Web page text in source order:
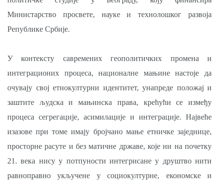
Министарство просвете, науке и технолошког развоја
Републике Србије.
У контексту савремених геополитичких промена и
интеграционих процеса, националне мањине настоје да
очувају свој етнокултурни идентитет, унапреде положај и
заштите људска и мањинска права, крећући се између
процеса сегрегације, асимилације и интеграције. Највеће
изазове при томе имају бројчано мање етничке заједнице,
просторне расуте и без матичне државе, које ни на почетку
21. века нису у потпуности интегрисане у друштво нити
равноправно укључене у социокултурне, економске и